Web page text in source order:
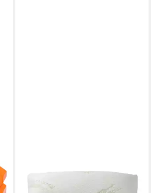
ab 33,99 €